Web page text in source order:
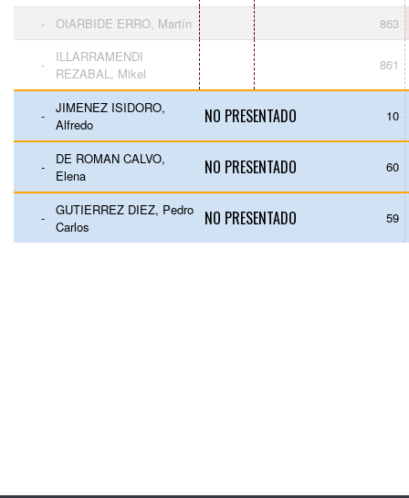
- OIARBIDE ERRO, Martín 863
-
ILLARRAMENDI
REZABAL, Mikel
861
-
JIMENEZ ISIDORO,
Alfredo
NO PRESENTADO 10
-
DE ROMAN CALVO,
Elena
NO PRESENTADO 60
-
GUTIERREZ DIEZ, Pedro
Carlos
NO PRESENTADO 59